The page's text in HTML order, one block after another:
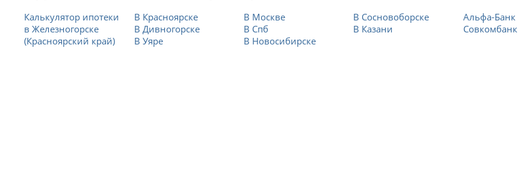
Калькулятор ипотеки
в Железногорске
(Красноярский край)
В Красноярске
В Дивногорске
В Уяре
В Москве
В Спб
В Новосибирске
В Сосновоборске
В Казани
Альфа-Банк
Совкомбанк